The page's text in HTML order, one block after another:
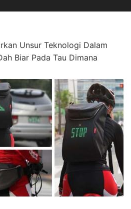
Unsur Teknologi Dalam
Biar Pada Tau Dimana